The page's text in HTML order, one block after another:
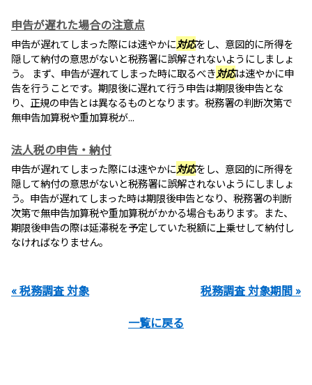
申告が遅れた場合の注意点
申告が遅れてしまった際には速やかに対応をし、意図的に所得を
隠して納付の意思がないと税務署に誤解されないようにしましょ
う。 まず、申告が遅れてしまった時に取るべき対応は速やかに申
告を行うことです。期限後に遅れて行う申告は期限後申告とな
り、正規の申告とは異なるものとなります。税務署の判断次第で
無申告加算税や重加算税が...
法人税の申告・納付
申告が遅れてしまった際には速やかに対応をし、意図的に所得を
隠して納付の意思がないと税務署に誤解されないようにしましょ
う。申告が遅れてしまった時は期限後申告となり、税務署の判断
次第で無申告加算税や重加算税がかかる場合もあります。また、
期限後申告の際は延滞税を予定していた税額に上乗せして納付し
なければなりません。
« 税務調査 対象
税務調査 対象期間 »
一覧に戻る